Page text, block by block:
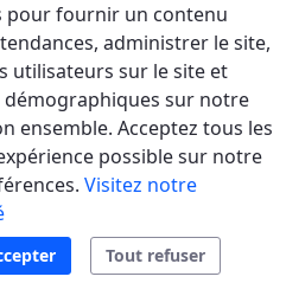
pour fournir un contenu
administrer le site,
utilisateurs sur le site et
sur notre
ensemble. Acceptez tous les
possible sur notre
Visitez notre
Tout refuser